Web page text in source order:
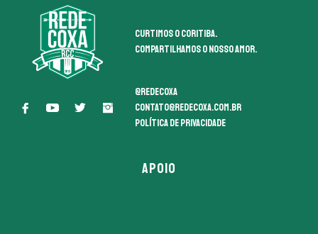
Curtimos o coritiba.
Compartilhamos o nosso amor.
@redecoxa
contato@redecoxa.com.br
Política de Privacidade
APOIO